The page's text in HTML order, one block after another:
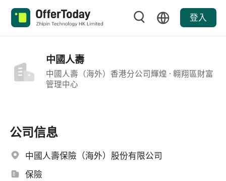
登入
中國人壽
中國人壽（海外）香港分公司輝煌 · 翱翔區財富
管理中心
公司信息
中國人壽保險（海外）股份有限公司
保險